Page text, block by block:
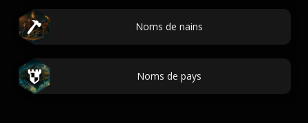
Noms de nains
Noms de pays